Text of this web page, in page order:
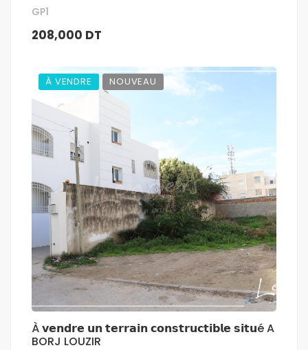
GP1
208,000 DT
À VENDRE NOUVEAU
À 𝘃𝗲𝗻𝗱𝗿𝗲 𝘂𝗻 𝘁𝗲𝗿𝗿𝗮𝗶𝗻 𝗰𝗼𝗻𝘀𝘁𝗿𝘂𝗰𝘁𝗶𝗯𝗹𝗲 𝘀𝗶𝘁𝘂é A
BORJ LOUZIR